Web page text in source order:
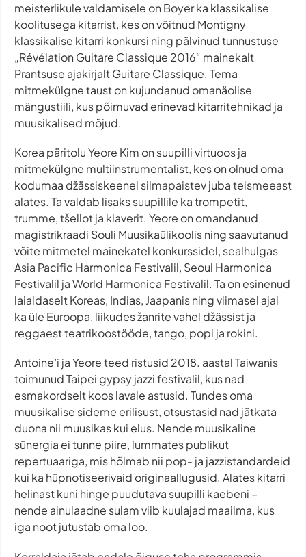
meisterlikule valdamisele on Boyer ka klassikalise
koolitusega kitarrist, kes on võitnud Montigny
klassikalise kitarri konkursi ning pälvinud tunnustuse
„Révélation Guitare Classique 2016“ mainekalt
Prantsuse ajakirjalt Guitare Classique. Tema
mitmekülgne taust on kujundanud omanäolise
mängustiili, kus põimuvad erinevad kitarritehnikad ja
muusikalised mõjud.
Korea päritolu Yeore Kim on suupilli virtuoos ja
mitmekülgne multiinstrumentalist, kes on olnud oma
kodumaa džässiskeenel silmapaistev juba teismeeast
alates. Ta valdab lisaks suupillile ka trompetit,
trumme, tšellot ja klaverit. Yeore on omandanud
magistrikraadi Souli Muusikaülikoolis ning saavutanud
võite mitmetel mainekatel konkurssidel, sealhulgas
Asia Pacific Harmonica Festivalil, Seoul Harmonica
Festivalil ja World Harmonica Festivalil. Ta on esinenud
laialdaselt Koreas, Indias, Jaapanis ning viimasel ajal
ka üle Euroopa, liikudes žanrite vahel džässist ja
reggaest teatrikoostööde, tango, popi ja rokini.
Antoine’i ja Yeore teed ristusid 2018. aastal Taiwanis
toimunud Taipei gypsy jazzi festivalil, kus nad
esmakordselt koos lavale astusid. Tundes oma
muusikalise sideme erilisust, otsustasid nad jätkata
duona nii muusikas kui elus. Nende muusikaline
sünergia ei tunne piire, lummates publikut
repertuaariga, mis hõlmab nii pop- ja jazzistandardeid
kui ka hüpnotiseerivaid originaallugusid. Alates kitarri
helinast kuni hinge puudutava suupilli kaebeni –
nende ainulaadne sulam viib kuulajad maailma, kus
iga noot jutustab oma loo.